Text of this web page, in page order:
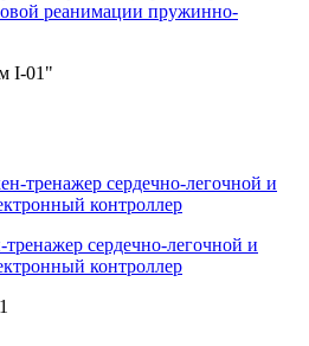
реанимации пружинно-
I-01"
сердечно-легочной и
контроллер